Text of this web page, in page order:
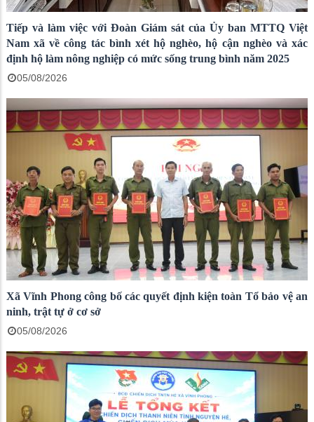
Tiếp và làm việc với Đoàn Giám sát của Ủy ban MTTQ Việt
Nam xã về công tác bình xét hộ nghèo, hộ cận nghèo và xác
định hộ làm nông nghiệp có mức sống trung bình năm 2025
05/08/2026
Xã Vĩnh Phong công bố các quyết định kiện toàn Tổ bảo vệ an
ninh, trật tự ở cơ sở
05/08/2026